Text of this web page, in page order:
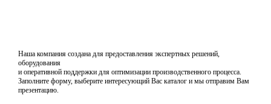
Наша компания создана для предоставления экспертных решений,
оборудования
и оперативной поддержки для оптимизации производственного процесса.
Заполните форму, выберите интересующий Вас каталог и мы отправим Вам
презентацию.